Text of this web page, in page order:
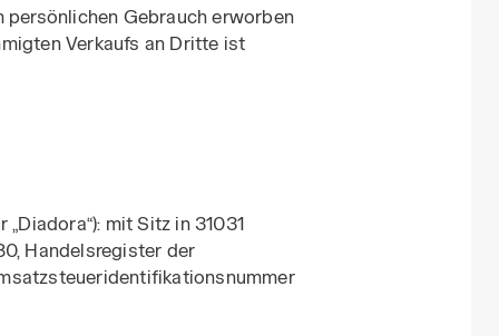
persönlichen Gebrauch erworben
Verkaufs an Dritte ist
„Diadora“): mit Sitz in 31031
Handelsregister der